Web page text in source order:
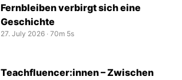
Fernbleiben verbirgt sich eine
Geschichte
27. July 2026 ‧ 70m 5s
Teachfluencer:innen – Zwischen